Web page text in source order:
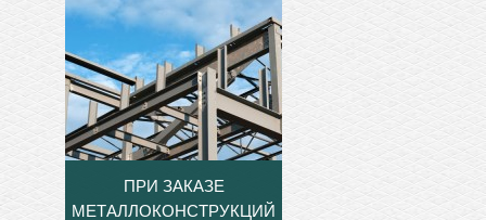
ПРИ ЗАКАЗЕ
МЕТАЛЛОКОНСТРУКЦИЙ